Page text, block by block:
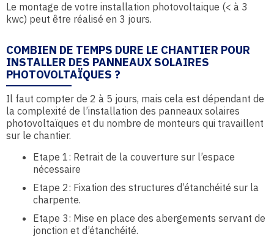
Le montage de votre installation photovoltaique (< à 3
kwc) peut être réalisé en 3 jours.
COMBIEN DE TEMPS DURE LE CHANTIER POUR
INSTALLER DES PANNEAUX SOLAIRES
PHOTOVOLTAÏQUES ?
Il faut compter de 2 à 5 jours, mais cela est dépendant de
la complexité de l’installation des panneaux solaires
photovoltaïques et du nombre de monteurs qui travaillent
sur le chantier.
Etape 1: Retrait de la couverture sur l’espace
nécessaire
Etape 2: Fixation des structures d’étanchéité sur la
charpente.
Etape 3: Mise en place des abergements servant de
jonction et d’étanchéité.